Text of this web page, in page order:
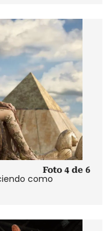
como
Foto 4 de 6